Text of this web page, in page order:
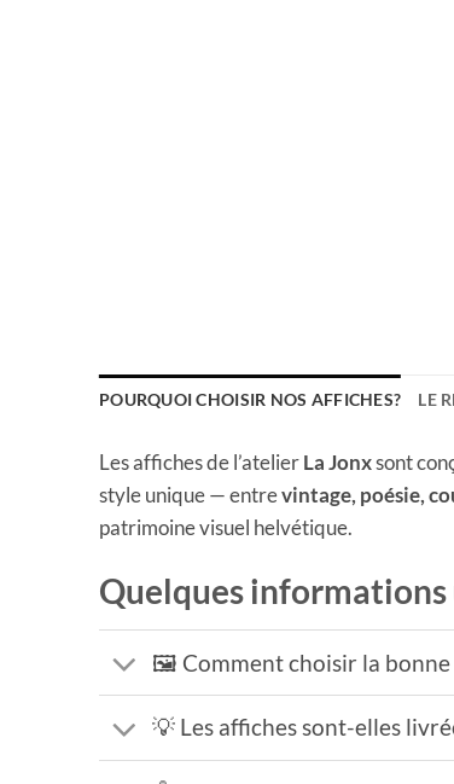
POURQUOI CHOISIR NOS AFFICHES? LE
Les affiches de l’atelierLa Jonxsont
style unique — entrevintage, poésie,
patrimoine visuel helvétique.
Quelques
🖼️ Comment choisir la bonne
💡 Les affiches sont-elles